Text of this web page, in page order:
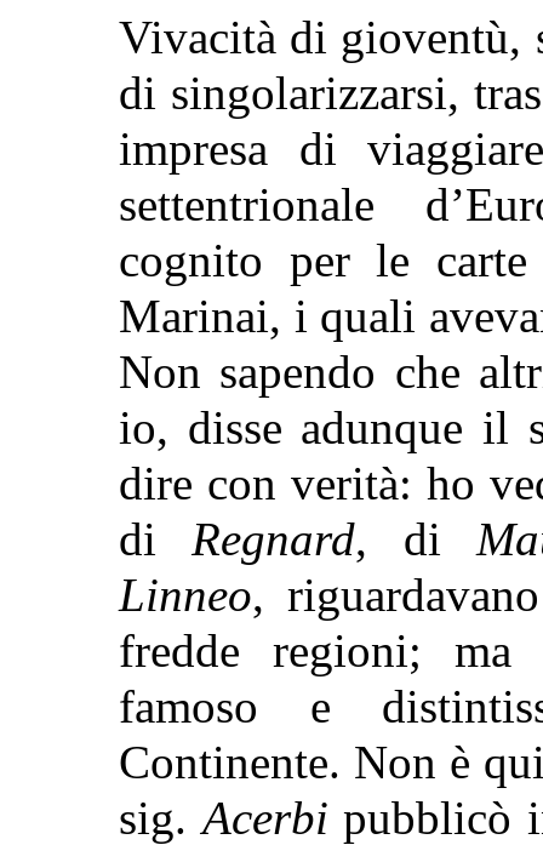
Vivacità di gioventù,
di singolarizzarsi,
impresa di
settentrionale
cognito per le carte
Marinai, i quali
Non sapendo che
io, disse adunque il
dire con verità: ho
diRegnard, di
Linneo,
fredde regioni; ma
famoso e
Continente. Non è
sig.Acerbi pubblicò